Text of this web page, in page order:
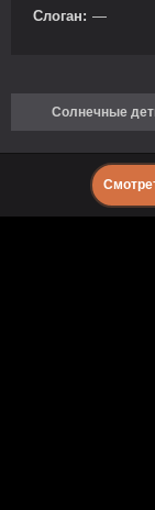
Слоган: —
Солнечные